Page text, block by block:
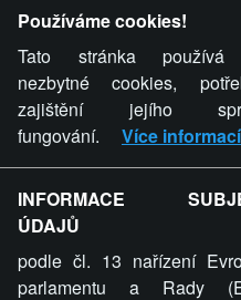
videa a komentáře. Osoba,
stránky týče, ani osoba,
stránku, nemůže z důvodu
komentáře pro výše
provozovateli stránky
ZVRÁCENÝ.CZ -
ty
Používáme cookies!
Tato stránka používá
nezbytné cookies,
zajištění jejího
fungování.
Více informací
INFORMACE
ÚDAJŮ
podle čl. 13 nařízení
parlamentu a Rady